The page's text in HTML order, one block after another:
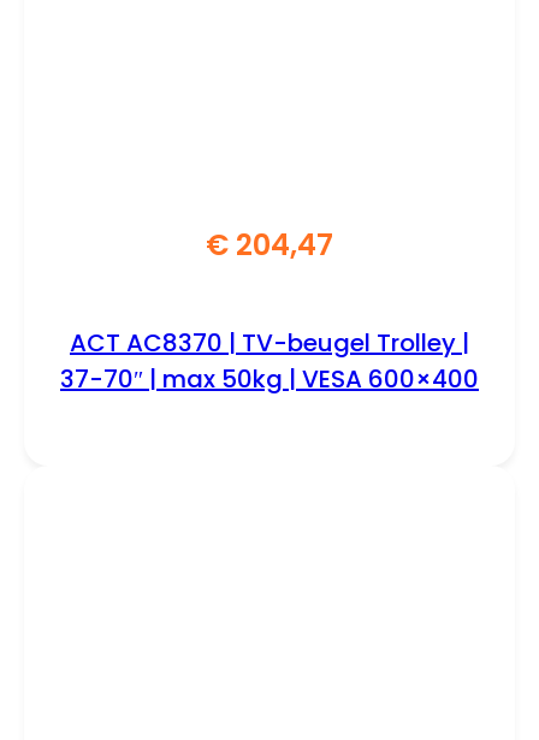
€ 204,47
ACT AC8370 | TV-beugel Trolley |
37-70″ | max 50kg | VESA 600×400